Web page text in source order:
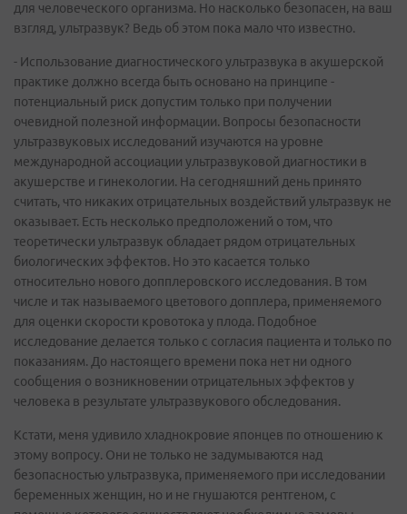
для человеческого организма. Но насколько безопасен, на ваш
взгляд, ультразвук? Ведь об этом пока мало что известно.
- Использование диагностического ультразвука в акушерской
практике должно всегда быть основано на принципе -
потенциальный риск допустим только при получении
очевидной полезной информации. Вопросы безопасности
ультразвуковых исследований изучаются на уровне
международной ассоциации ультразвуковой диагностики в
акушерстве и гинекологии. На сегодняшний день принято
считать, что никаких отрицательных воздействий ультразвук не
оказывает. Есть несколько предположений о том, что
теоретически ультразвук обладает рядом отрицательных
биологических эффектов. Но это касается только
относительно нового допплеровского исследования. В том
числе и так называемого цветового допплера, применяемого
для оценки скорости кровотока у плода. Подобное
исследование делается только с согласия пациента и только по
показаниям. До настоящего времени пока нет ни одного
сообщения о возникновении отрицательных эффектов у
человека в результате ультразвукового обследования.
Кстати, меня удивило хладнокровие японцев по отношению к
этому вопросу. Они не только не задумываются над
безопасностью ультразвука, применяемого при исследовании
беременных женщин, но и не гнушаются рентгеном, с